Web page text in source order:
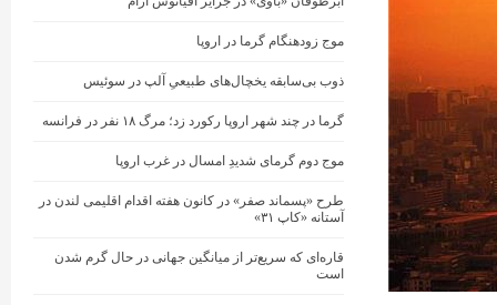
موج زودهنگام گرما در اروپا
ذوب بی‌سابقه یخچال‌های طبیعیِ آلپ در سوئیس
گرما در چند شهر اروپا رکورد زد؛ مرگ ۱۸ نفر در فرانسه
موج دوم گرمای شدیدِ امسال در غرب اروپا
طرح «پسماند صفر» در کانون هفته اقدام اقلیمی لندن در
آستانه «کاپ ۳۱»
قاره‌ای که سریع‌تر از میانگین جهانی در حال گرم شدن
است